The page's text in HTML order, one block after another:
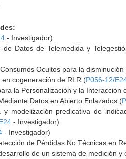
- Investigador)
de Datos de Telemedida y
Ocultos para la
cogeneración de RLR (P056-12/
la Personalización y la Interacción
Datos en Abierto Enlazados (
y modelización predicativa de
- Investigador)
- Investigador)
de Pérdidas No Técnicas en
de un sistema de medición